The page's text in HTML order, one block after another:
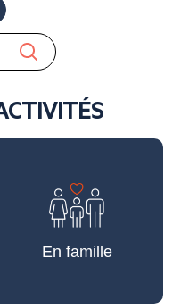
En famille